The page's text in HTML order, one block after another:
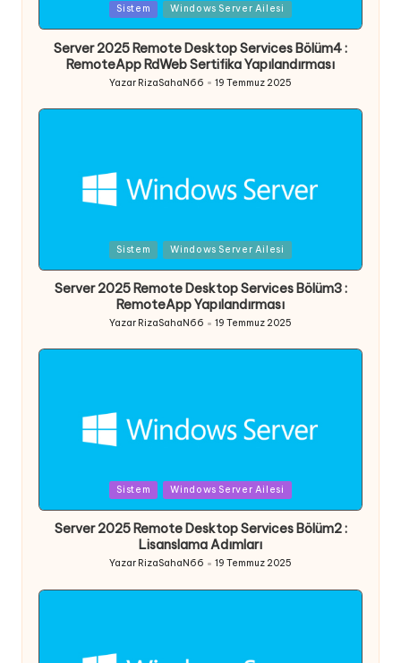
in
Sistem Windows Server Ailesi
Server 2025 Remote Desktop Services Bölüm4 :
RemoteApp RdWeb Sertifika Yapılandırması
Posted
Yazar RizaSahaN66 19 Temmuz 2025
in
Sistem Windows Server Ailesi
Server 2025 Remote Desktop Services Bölüm3 :
RemoteApp Yapılandırması
Posted
by
Yazar RizaSahaN66 19 Temmuz 2025
in
Sistem Windows Server Ailesi
Server 2025 Remote Desktop Services Bölüm2 :
Lisanslama Adımları
Yazar RizaSahaN66 19 Temmuz 2025